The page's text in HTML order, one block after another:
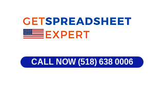
CALL NOW (518) 638 0006